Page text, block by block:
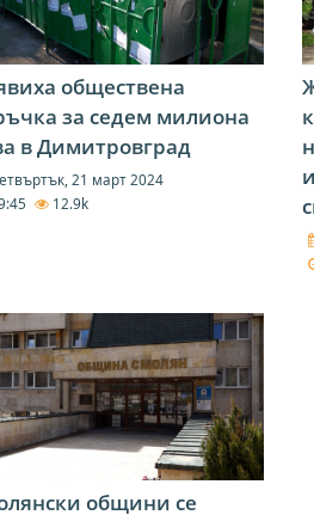
обществена
за седем милиона
в Димитровград
21 март 2024
12.9k
общини се